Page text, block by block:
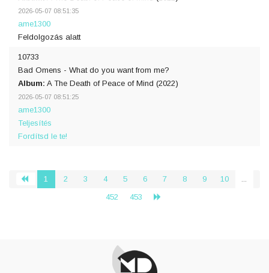
2026-05-07 08:51:35
ame1300
Feldolgozás alatt
10733
Bad Omens - What do you want from me?
Album: A The Death of Peace of Mind (2022)
2026-05-07 08:51:25
ame1300
Teljesítés
Fordítsd le te!
‹ 1 2 3 4 5 6 7 8 9 10
...
452
453